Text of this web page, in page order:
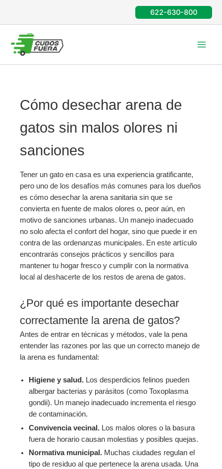
622-630-800
Cómo desechar arena de
gatos sin malos olores ni
sanciones
Tener un gato en casa es una experiencia gratificante,
pero uno de los desafíos más comunes para los dueños
es cómo desechar la arena sanitaria sin que se
convierta en fuente de malos olores o, peor aún, en
motivo de sanciones urbanas. Un manejo inadecuado
no solo afecta el confort del hogar, sino que puede ir en
contra de las ordenanzas municipales. En este artículo
encontrarás consejos prácticos y sencillos para
mantener tu hogar fresco y cumplir con la normativa
local al deshacerte de los restos de arena de gatos.
¿Por qué es importante desechar
correctamente la arena de gatos?
Antes de entrar en técnicas y métodos, vale la pena
entender las razones por las que un correcto manejo de
la arena es fundamental:
Higiene y salud.Los desperdicios felinos pueden
albergar bacterias y parásitos (como Toxoplasma
gondii). Un manejo inadecuado incrementa el riesgo
de contaminación.
Convivencia vecinal.Los malos olores o la basura
fuera de horario causan molestias y posibles quejas.
Normativa municipal.Muchas ciudades regulan el
tipo de residuo al que pertenece la arena usada. Una